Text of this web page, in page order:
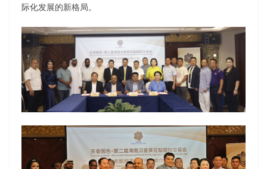
际化发展的新格局。